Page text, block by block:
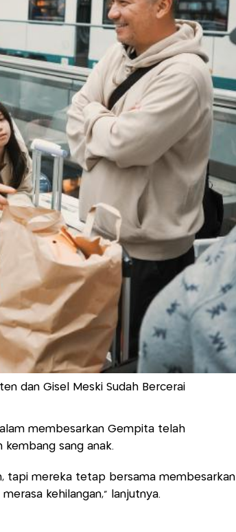
dan Gisel Meski Sudah Bercerai
membesarkan Gempita telah
sang anak.
tapi mereka tetap bersama membesarkan
kehilangan,” lanjutnya.